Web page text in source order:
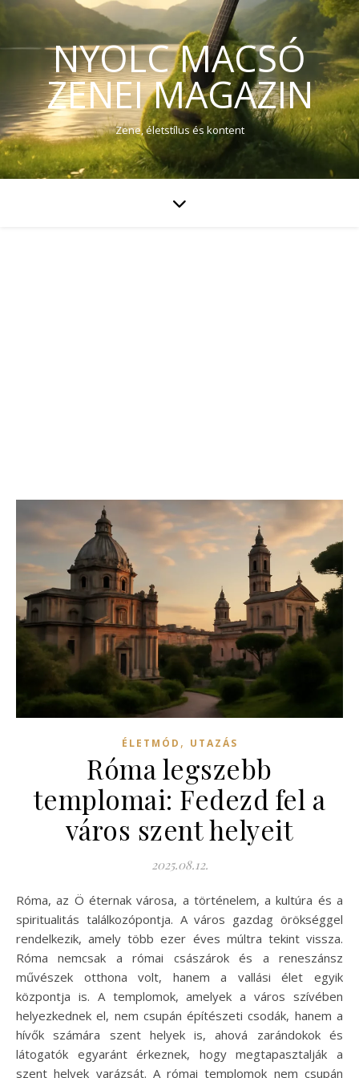
NYOLC MACSÓ
ZENEI MAGAZIN
Zene, életstílus és kontent
ÉLETMÓD , UTAZÁS
Róma legszebb
templomai: Fedezd fel a
város szent helyeit
2025.08.12.
Róma, az Ö éternak városa, a történelem, a kultúra és a
spiritualitás találkozópontja. A város gazdag örökséggel
rendelkezik, amely több ezer éves múltra tekint vissza.
Róma nemcsak a római császárok és a reneszánsz
művészek otthona volt, hanem a vallási élet egyik
központja is. A templomok, amelyek a város szívében
helyezkednek el, nem csupán építészeti csodák, hanem a
hívők számára szent helyek is, ahová zarándokok és
látogatók egyaránt érkeznek, hogy megtapasztalják a
szent helyek varázsát. A római templomok nem csupán